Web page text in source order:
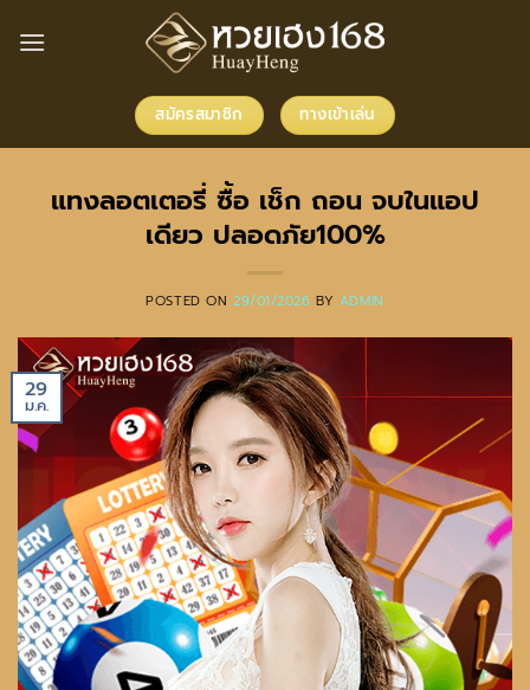
สมัครสมาชิก ทางเข้าเล่น
แทงลอตเตอรี่ ซื้อ เช็ก ถอน จบในแอป
เดียว ปลอดภัย100%
POSTED ON 29/01/2026 BY ADMIN
29
ม.ค.